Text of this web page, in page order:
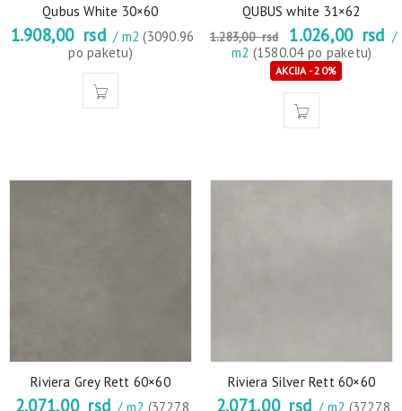
Qubus White 30×60
1.908,00 rsd / m2(3090.96
po paketu)
QUBUS white 31×62
1.283,00rsd 1.026,00 rsd /
m2 (1580.04 po paketu)
AKCIJA - 20%
Riviera Grey Rett 60×60
2.071,00 rsd / m2 (3727.8
Riviera Silver Rett 60×60
2.071,00 rsd / m2 (3727.8